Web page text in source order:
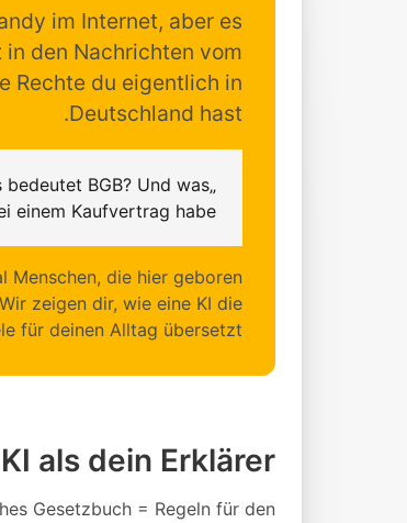
im Internet, aber es
den Nachrichten vom
Rechte du eigentlich in
Deutschland hast.
bedeutet BGB? Und was
Kaufvertrag habe?“
Menschen, die hier geboren
zeigen dir, wie eine KI die
für deinen Alltag übersetzt.
als dein Erklärer
Gesetzbuch = Regeln für den